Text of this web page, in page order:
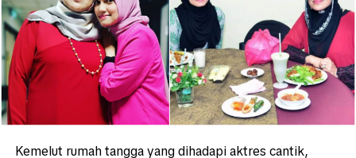
Kemelut rumah tangga yang dihadapi aktres cantik,